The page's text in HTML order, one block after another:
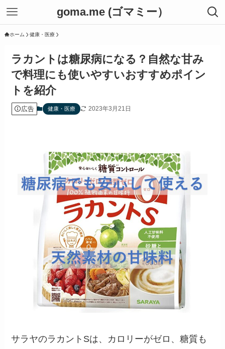
goma.me (ゴマミー）
ホーム 健康・医療
ラカントは糖尿病になる？自然な甘み
で料理にも使いやすいおすすめポイン
トを紹介
広告 健康・医療 2023年3月21日
サラヤのラカントSは、カロリーがゼロ、糖質も